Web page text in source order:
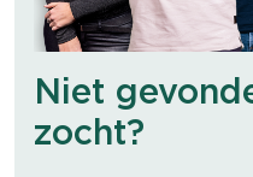
Niet
zocht?